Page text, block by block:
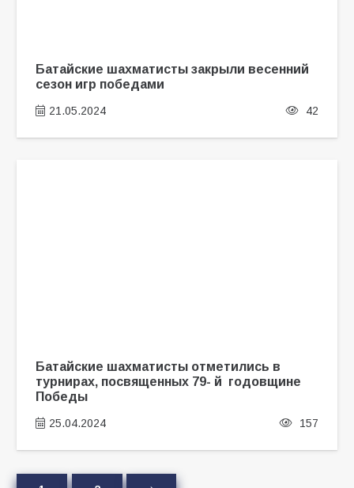
Батайские шахматисты закрыли весенний
сезон игр победами
21.05.2024 42
Батайские шахматисты отметились в
турнирах, посвященных 79- й годовщине
Победы
25.04.2024 157